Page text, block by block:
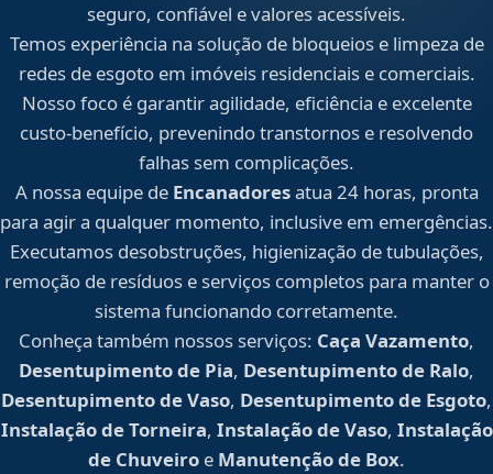
seguro, confiável e valores acessíveis.
Temos experiência na solução de bloqueios e limpeza de
redes de esgoto em imóveis residenciais e comerciais.
Nosso foco é garantir agilidade, eficiência e excelente
custo-benefício, prevenindo transtornos e resolvendo
falhas sem complicações.
A nossa equipe de Encanadoresatua 24 horas, pronta
para agir a qualquer momento, inclusive em emergências.
Executamos desobstruções, higienização de tubulações,
remoção de resíduos e serviços completos para manter o
sistema funcionando corretamente.
Conheça também nossos serviços: Caça Vazamento,
Desentupimento de Pia, Desentupimento de Ralo,
Desentupimento de Vaso, Desentupimento de Esgoto,
Instalação de Torneira, Instalação de Vaso, Instalação
de Chuveiro e Manutenção de Box.